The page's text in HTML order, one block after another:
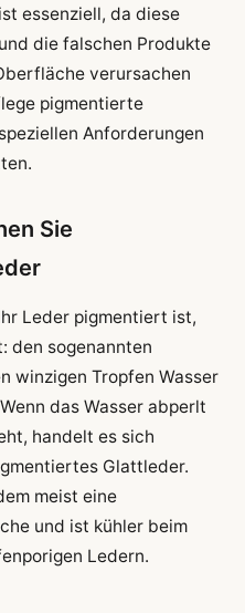
essenziell, da diese
die falschen Produkte
verursachen
pigmentierte
Anforderungen
Sie
Leder pigmentiert ist,
den sogenannten
winzigen Tropfen Wasser
das Wasser abperlt
handelt es sich
Glattleder.
meist eine
und ist kühler beim
Ledern.